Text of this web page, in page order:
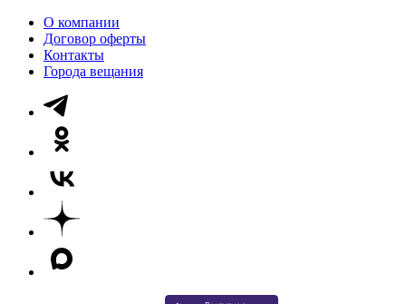
О компании
Договор оферты
Контакты
Города вещания